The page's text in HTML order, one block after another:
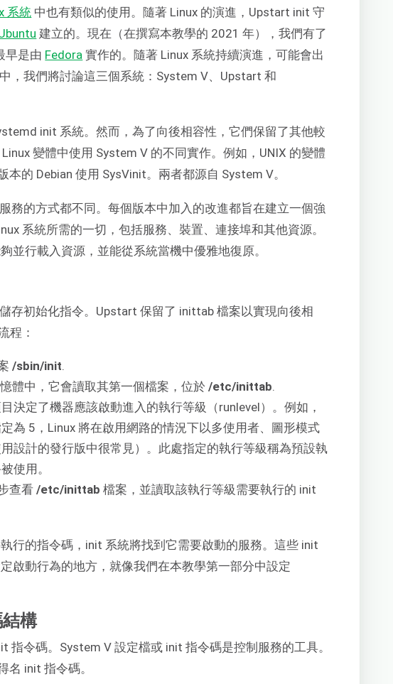
系統 中也有類似的使用。隨著 Linux 的演進，Upstart init 守
建立的。現在（在撰寫本教學的 2021 年），我們有了
早是由 Fedora 實作的。隨著 Linux 系統持續演進，可能會出
，我們將討論這三個系統：System V、Upstart 和
init 系統。然而，為了向後相容性，它們保留了其他較
變體中使用 System V 的不同實作。例如，UNIX 的變體
本的 Debian 使用 SysVinit。兩者都源自 System V。
務的方式都不同。每個版本中加入的改進都旨在建立一個強
系統所需的一切，包括服務、裝置、連接埠和其他資源。
並行載入資源，並能從系統當機中優雅地復原。
存初始化指令。Upstart 保留了 inittab 檔案以實現向後相
程：
/sbin/init.
體中，它會讀取其第一個檔案，位於/etc/inittab.
決定了機器應該啟動進入的執行等級（runlevel）。例如，
為 5，Linux 將在啟用網路的情況下以多使用者、圖形模式
設計的發行版中很常見）。此處指定的執行等級稱為預設執
使用。
查看/etc/inittab 檔案，並讀取該執行等級需要執行的 init
行的指令碼，init 系統將找到它需要啟動的服務。這些 init
啟動行為的地方，就像我們在本教學第一部分中設定
構
指令碼。System V 設定檔或 init 指令碼是控制服務的工具。
名 init 指令碼。